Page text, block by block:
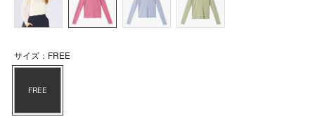
サイズ：FREE
FREE